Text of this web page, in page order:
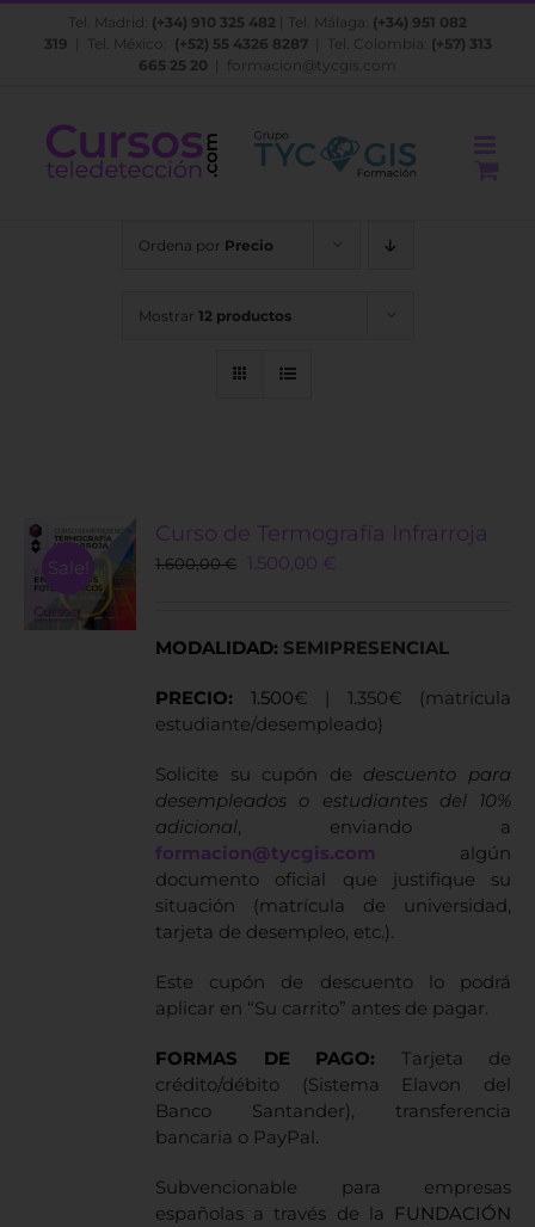
Saltar
Tel. Madrid: (+34) 910 325 482 | Tel. Málaga: (+34) 951 082
319 | Tel. México: (+52) 55 4326 8287| Tel. Colombia: (+57) 313
665 25 20
formacion@tycgis.com
Ordena por Precio
Mostrar 12 productos
Sale!
Curso de Termografía Infrarroja
1.600,00€
Original
1.600,00 €.
1.500,00 €
1.500,00 €.
MODALIDAD: SEMIPRESENCIAL
PRECIO: 1.500€ | 1.350€ (matrícula
estudiante/desempleado)
Solicite su cupón de descuento para
desempleados o estudiantes del 10%
adicional, enviando a
formacion@tycgis.com
algún
documento oficial que justifique su
situación (matrícula de universidad,
tarjeta de desempleo, etc.).
Este cupón de descuento lo podrá
aplicar en “Su carrito” antes de pagar.
FORMAS DE PAGO: Tarjeta de
crédito/débito (Sistema Elavon del
Banco Santander), transferencia
bancaria o PayPal.
Subvencionable para empresas
españolas a través de la
FUNDACIÓN